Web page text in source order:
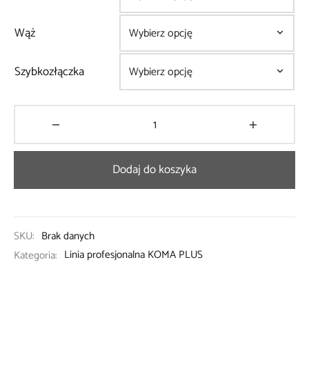
Wąż
Szybkozłączka
Dodaj do koszyka
SKU: Brak danych
Kategoria: Linia profesjonalna KOMA PLUS